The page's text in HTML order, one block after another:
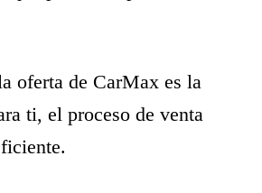
oferta de CarMax es la
ti, el proceso de venta